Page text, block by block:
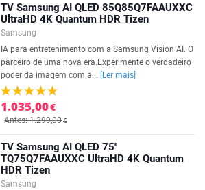
TV Samsung AI QLED 85Q85Q7FAAUXXC
UltraHD 4K Quantum HDR Tizen
Samsung
IA para entretenimento com a Samsung Vision AI. O
parceiro de uma nova era.Experimente o verdadeiro
poder da imagem com a...
[Ler mais]
1.035,00€
Antes: 1.299,00€
TV Samsung AI QLED 75''
TQ75Q7FAAUXXC UltraHD 4K Quantum
HDR Tizen
Samsung